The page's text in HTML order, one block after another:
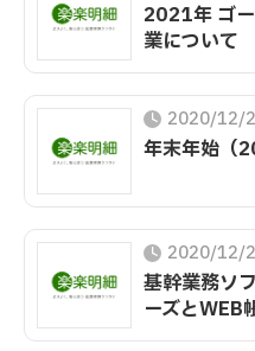
2021年 ゴ
業について
2020/12/
年末年始（
2020/12/
基幹業務ソ
ーズとWEB
がシステム